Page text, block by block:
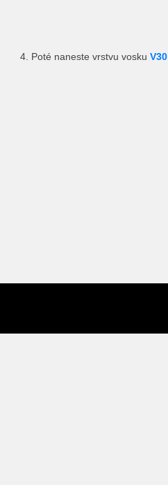
4. Poté naneste vrstvu vosku V30